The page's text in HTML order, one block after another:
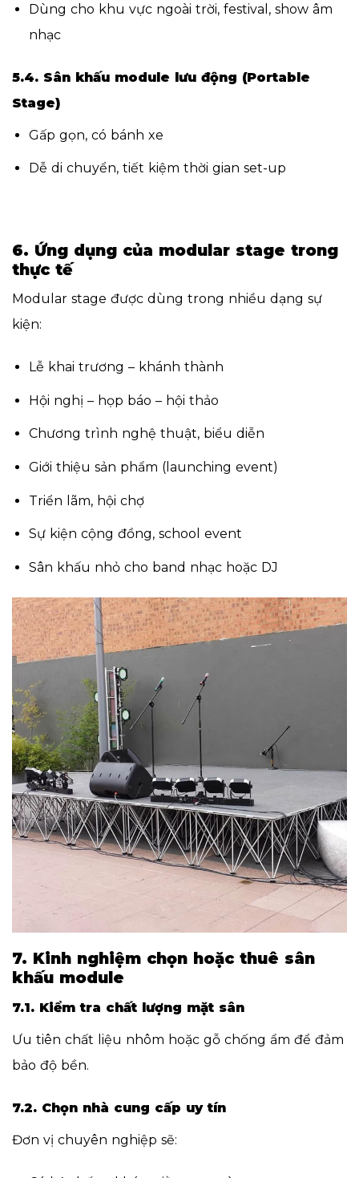
Dùng cho khu vực ngoài trời, festival, show âm
nhạc
5.4. Sân khấu module lưu động (Portable
Stage)
Gấp gọn, có bánh xe
Dễ di chuyển, tiết kiệm thời gian set-up
6. Ứng dụng của modular stage trong
thực tế
Modular stage được dùng trong nhiều dạng sự
kiện:
Lễ khai trương – khánh thành
Hội nghị – họp báo – hội thảo
Chương trình nghệ thuật, biểu diễn
Giới thiệu sản phẩm (launching event)
Triển lãm, hội chợ
Sự kiện cộng đồng, school event
Sân khấu nhỏ cho band nhạc hoặc DJ
7. Kinh nghiệm chọn hoặc thuê sân
khấu module
7.1. Kiểm tra chất lượng mặt sân
Ưu tiên chất liệu nhôm hoặc gỗ chống ẩm để đảm
bảo độ bền.
7.2. Chọn nhà cung cấp uy tín
Đơn vị chuyên nghiệp sẽ: